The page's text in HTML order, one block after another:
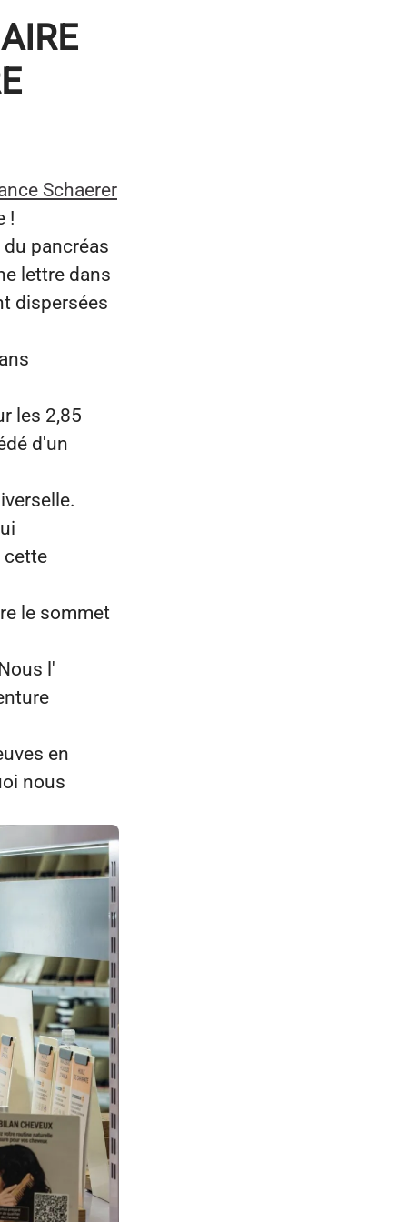
Schaerer
!
pancréas
lettre dans
dispersées
les 2,85
d'un
cette
le sommet
l'
en
nous